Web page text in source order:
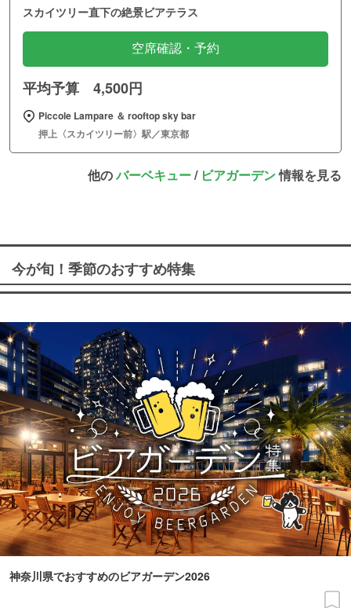
スカイツリー直下の絶景ビアテラス
空席確認・予約
平均予算 4,500円
Piccole Lampare ＆ rooftop sky bar
押上〈スカイツリー前〉駅／東京都
他のバーベキュー/ ビアガーデン情報を見る
今が旬！季節のおすすめ特集
神奈川県でおすすめのビアガーデン2026